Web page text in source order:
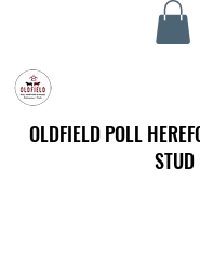
OLDFIELD POLL
STUD